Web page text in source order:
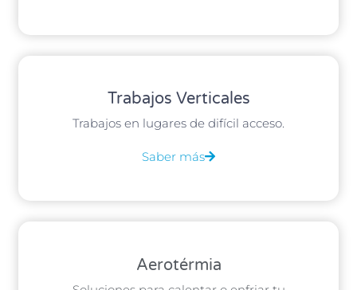
Trabajos Verticales
Trabajos en lugares de difícil acceso.
Saber más
Aerotérmia